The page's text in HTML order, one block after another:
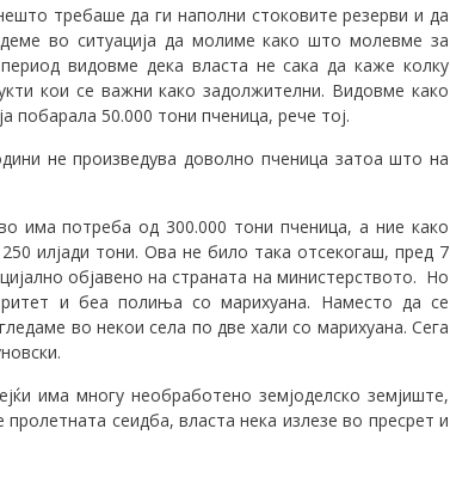
требаше да ги наполни стоковите резерви и да
во ситуација да молиме како што молевме за
видовме дека власта не сака да каже колку
кои се важни како задолжителни. Видовме како
побарала 50.000 тони пченица, рече тој.
не произведува доволно пченица затоа што на
има потреба од 300.000 тони пченица, а ние како
илјади тони. Ова не било така отсекогаш, пред 7
објавено на страната на министерството. Но
и беа полиња со марихуана. Наместо да се
во некои села по две хали со марихуана. Сега
има многу необработено земјоделско земјиште,
сеидба, власта нека излезе во пресрет и